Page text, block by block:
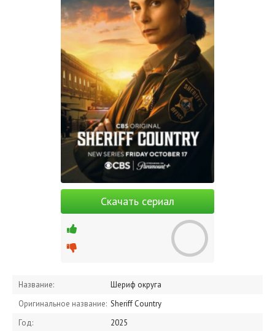
Скачать сериал
Название:
Шериф округа
Оригинальное название: Sheriff Country
Год:
2025